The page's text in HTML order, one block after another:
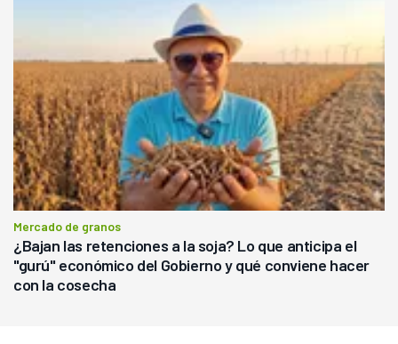
Mercado de granos
¿Bajan las retenciones a la soja? Lo que anticipa el
"gurú" económico del Gobierno y qué conviene hacer
con la cosecha